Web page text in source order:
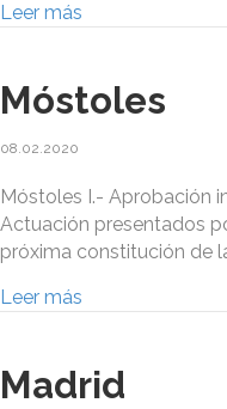
Leer más
Móstoles
08.02.2020
Móstoles I.- Aprobación
Actuación presentados
próxima constitución de
Leer más
Madrid